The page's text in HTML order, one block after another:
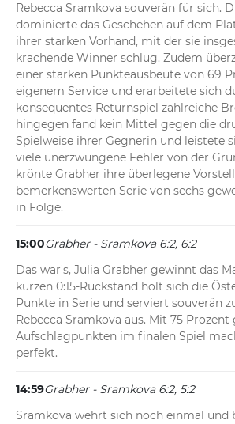
Rebecca Sramkova souverän für sich.
dominierte das Geschehen auf dem
ihrer starken Vorhand, mit der sie
krachende Winner schlug. Zudem
einer starken Punkteausbeute von 69
eigenem Service und erarbeitete sich
konsequentes Returnspiel zahlreiche
hingegen fand kein Mittel gegen die
Spielweise ihrer Gegnerin und leistete
viele unerzwungene Fehler von der
krönte Grabher ihre überlegene
bemerkenswerten Serie von sechs
in Folge.
15:00Grabher - Sramkova 6:2, 6:2
Das war's, Julia Grabher gewinnt das
kurzen 0:15-Rückstand holt sich die
Punkte in Serie und serviert souverän
Rebecca Sramkova aus. Mit 75 Prozent
Aufschlagpunkten im finalen Spiel
perfekt.
14:59Grabher - Sramkova 6:2, 5:2
Sramkova wehrt sich noch einmal